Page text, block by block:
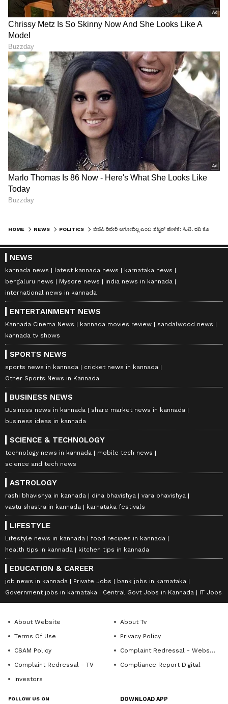
HOME NEWS POLITICS
NEWS
kannada news latest kannada news
karnataka news
bengaluru news
Mysore news
india news in kannada
international news in kannada
ENTERTAINMENT NEWS
Kannada Cinema News kannada movies review
sandalwood news
kannada tv shows
SPORTS NEWS
sports news in kannada
cricket news in kannada
Other Sports News in Kannada
BUSINESS NEWS
Business news in kannada
share market news in kannada
business ideas in kannada
SCIENCE & TECHNOLOGY
technology news in kannada
mobile tech news
science and tech news
ASTROLOGY
rashi bhavishya in kannada dina bhavishya
vara bhavishya
vastu shastra in kannada
karnataka festivals
LIFESTYLE
Lifestyle news in kannada
food recipes in kannada
health tips in kannada
kitchen tips in kannada
EDUCATION & CAREER
job news in kannada Private Jobs
bank jobs in karnataka
Government jobs in karnataka
Central Govt Jobs in Kannada IT Jobs
About Website
About Tv
Terms Of Use
Privacy Policy
CSAM Policy
Complaint Redressal - Website
Complaint Redressal - TV
Compliance Report Digital
Investors
FOLLOW US ON DOWNLOAD APP